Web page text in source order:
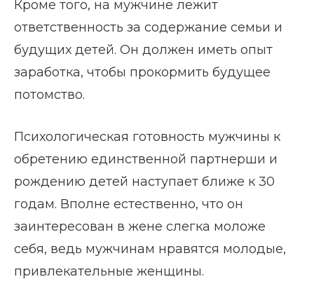
Кроме того, на мужчине лежит
ответственность за содержание семьи и
будущих детей. Он должен иметь опыт
заработка, чтобы прокормить будущее
потомство.
Психологическая готовность мужчины к
обретению единственной партнерши и
рождению детей наступает ближе к 30
годам. Вполне естественно, что он
заинтересован в жене слегка моложе
себя, ведь мужчинам нравятся молодые,
привлекательные женщины.